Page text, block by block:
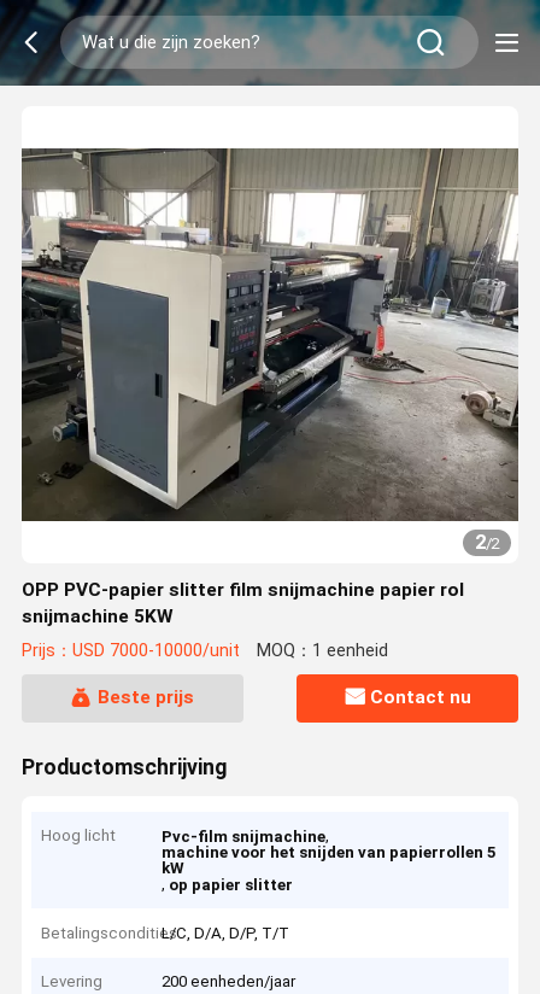
2/2
OPP PVC-papier slitter film snijmachine papier rol
snijmachine 5KW
Prijs：USD 7000-10000/unit MOQ：1 eenheid
Beste prijs Contact nu
Productomschrijving
Hoog licht Pvc-film snijmachine,
machine voor het snijden van papierrollen 5
kW
, op papier slitter
BetalingsconditiesL/C, D/A, D/P, T/T
Levering
200 eenheden/jaar